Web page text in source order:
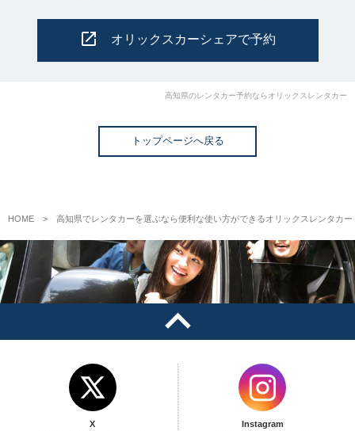
オリックスカーシェアで予約
高知県のレンタカー予約ならオリックスレンタカー
トップページへ戻る
HOME 高知県でレンタカーを選ぶなら便利な使い方ができるオリックスレンタカー
X
Instagram